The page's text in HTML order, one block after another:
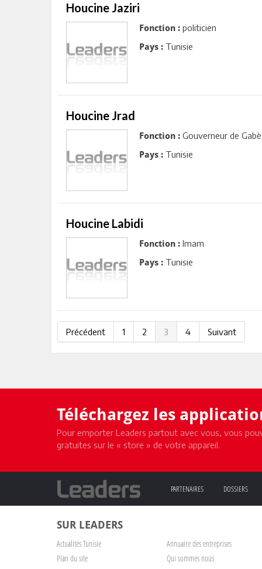
Houcine Jaziri
Fonction :politicien
Pays :Tunisie
Houcine Jrad
Fonction :Gouverneur de
Pays :Tunisie
Houcine Labidi
Fonction :Imam
Pays :Tunisie
Précédent 1 2 3 4 Suivant
Téléchargez les
Pour emporter Leaders partout avec vous, vous
gratuites sur le « store » de votre appareil.
PARTENAIRES DOSSIERS
SUR LEADERS
Actualités Tunisie
Annuaire des entreprises
Plan du site
Qui sommes nous